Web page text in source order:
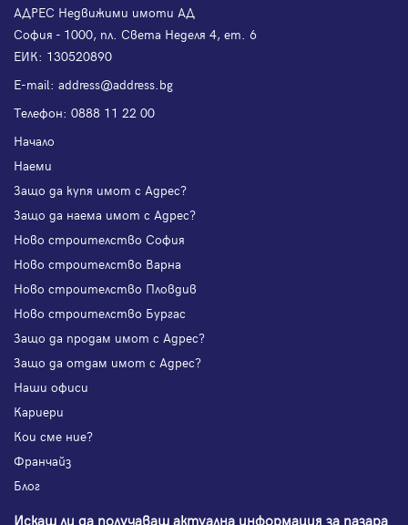
АДРЕС Недвижими имоти АД
София - 1000, пл. Света Неделя 4, ет. 6
ЕИК: 130520890
Е-mail: address@address.bg
Телефон: 0888 11 22 00
Начало
Наеми
Защо да купя имот с Адрес?
Защо да наема имот с Адрес?
Ново строителство София
Ново строителство Варна
Ново строителство Пловдив
Ново строителство Бургас
Защо да продам имот с Адрес?
Защо да отдам имот с Адрес?
Наши офиси
Кариери
Кои сме ние?
Франчайз
Блог
Искаш ли да получаваш актуална информация за пазара